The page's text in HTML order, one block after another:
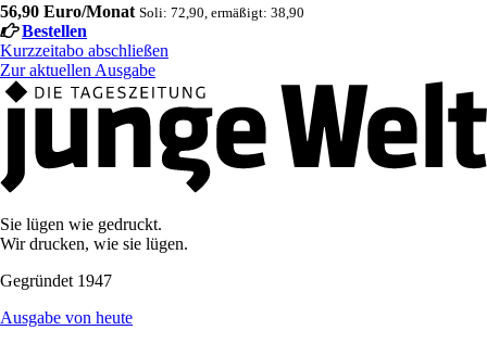
56,90 Euro/Monat Soli: 72,90, ermäßigt: 38,90
Bestellen
Kurzzeitabo abschließen
Zur aktuellen Ausgabe
Sie lügen wie gedruckt.
Wir drucken, wie sie lügen.
Gegründet 1947
Ausgabe von heute